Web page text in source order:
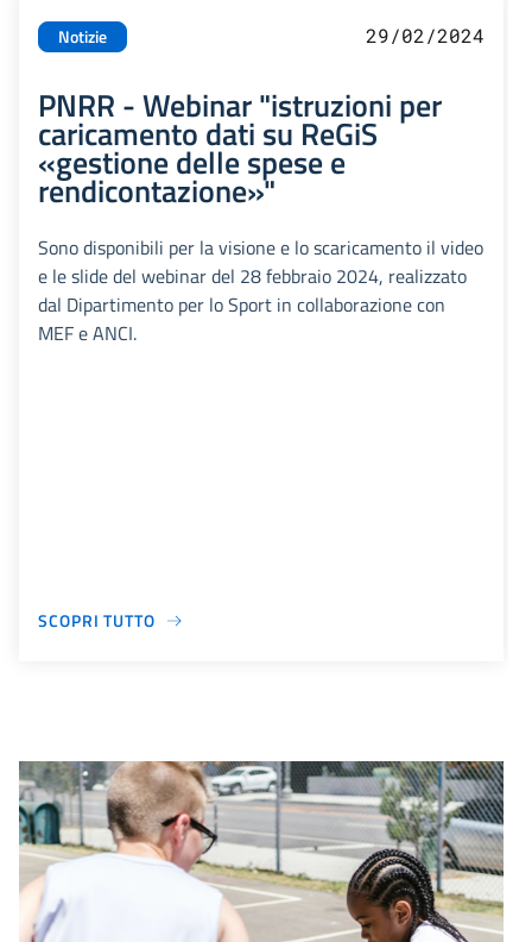
Notizie 29/02/2024
PNRR - Webinar "istruzioni per
caricamento dati su ReGiS
«gestione delle spese e
rendicontazione»"
Sono disponibili per la visione e lo scaricamento il video
e le slide del webinar del 28 febbraio 2024, realizzato
dal Dipartimento per lo Sport in collaborazione con
MEF e ANCI.
SCOPRI TUTTO